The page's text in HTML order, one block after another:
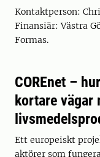
Kontaktperson:
Finansiär: Västra
Formas.
COREnet –
kortare vägar
Ett europeiskt
aktörer som